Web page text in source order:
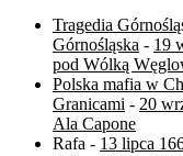
Tragedia
Górnośląska - 19
pod Wólką
Polska mafia w
Granicami - 20
Ala Capone
Rafa - 13 lipca